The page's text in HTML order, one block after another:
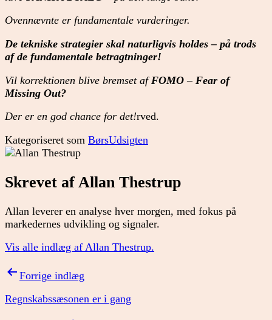
Ovennævnte er fundamentale vurderinger.
De tekniske strategier skal naturligvis holdes – på trods
af de fundamentale betragtninger!
Vil korrektionen blive bremset af FOMO – Fear of
Missing Out?
Der er en god chance for det!rved.
Kategoriseret som BørsUdsigten
Skrevet af Allan Thestrup
Allan leverer en analyse hver morgen, med fokus på
markedernes udvikling og signaler.
Vis alle indlæg af Allan Thestrup.
Indlægsnavigation
Forrige indlæg
Regnskabssæsonen er i gang